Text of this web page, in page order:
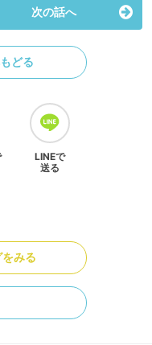
次の話へ
どる
LINEで
送る
みる